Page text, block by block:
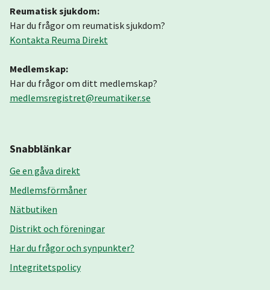
Reumatisk sjukdom:
Har du frågor om reumatisk sjukdom?
Kontakta Reuma Direkt
Medlemskap:
Har du frågor om ditt medlemskap?
medlemsregistret@reumatiker.se
Snabblänkar
Ge en gåva direkt
Medlemsförmåner
Nätbutiken
Distrikt och föreningar
Har du frågor och synpunkter?
Integritetspolicy